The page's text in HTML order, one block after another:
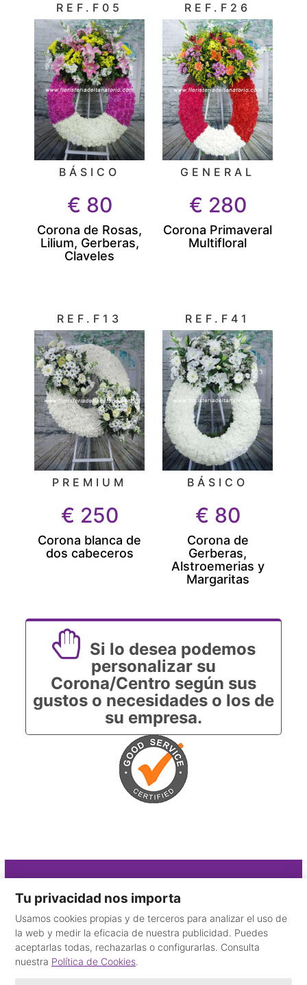
REF.F05
BÁSICO
€ 80
Corona de Rosas,
Lilium, Gerberas,
Claveles
REF.F26
GENERAL
€ 280
Corona Primaveral
Multifloral
REF.F13
PREMIUM
€ 250
Corona blanca de
dos cabeceros
REF.F41
BÁSICO
€ 80
Corona de
Gerberas,
Alstroemerias y
Margaritas
Si lo desea podemos
personalizar su
Corona/Centro según sus
gustos o necesidades o los de
su empresa.
Contacto
910 325 115
+34 665 59 35 78
Desde el extranjero
Tu privacidad nos importa
Usamos cookies propias y de terceros para analizar el uso de
la web y medir la eficacia de nuestra publicidad. Puedes
aceptarlas todas, rechazarlas o configurarlas. Consulta
nuestra Política de Cookies.